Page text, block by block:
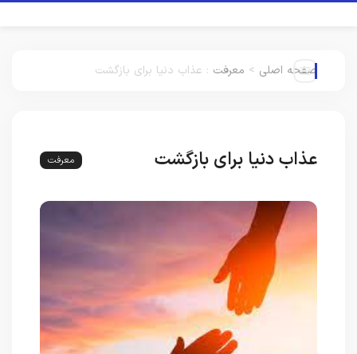
صفحه اصلی > معرفت : عذاب دنیا برای بازگشت
عذاب دنیا برای بازگشت معرفت